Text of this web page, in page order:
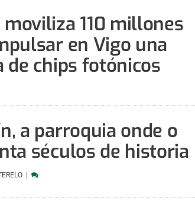
moviliza 110 millones
en Vigo una
de chips fotónicos
a parroquia onde o
séculos de historia